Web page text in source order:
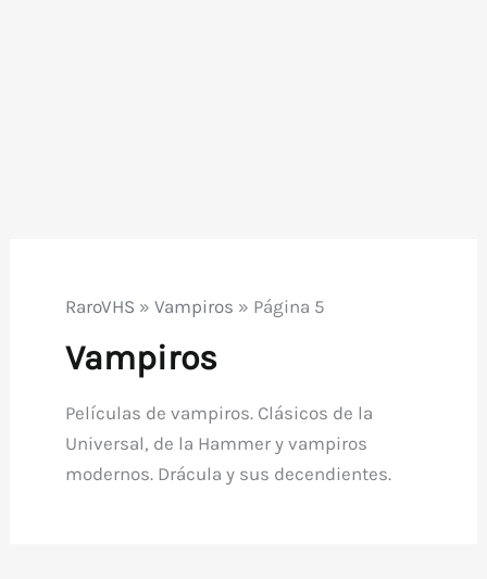
RaroVHS »Vampiros » Página 5
Vampiros
Películas de vampiros. Clásicos de la
Universal, de la Hammer y vampiros
modernos. Drácula y sus decendientes.